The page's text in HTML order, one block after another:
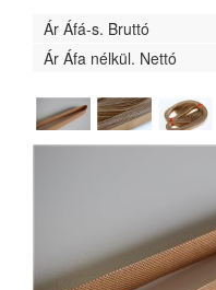
Ár Áfá-s. Bruttó
Ár Áfa nélkül. Nettó